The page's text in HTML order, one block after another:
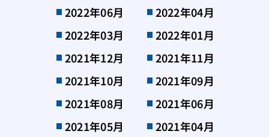
2022年06月
2022年04月
2022年03月
2022年01月
2021年12月
2021年11月
2021年10月
2021年09月
2021年08月
2021年06月
2021年05月
2021年04月